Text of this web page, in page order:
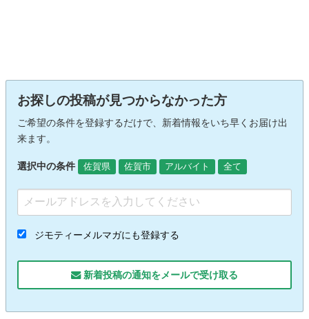
お探しの投稿が見つからなかった方
ご希望の条件を登録するだけで、新着情報をいち早くお届け出
来ます。
選択中の条件 佐賀県 佐賀市 アルバイト 全て
ジモティーメルマガにも登録する
新着投稿の通知をメールで受け取る